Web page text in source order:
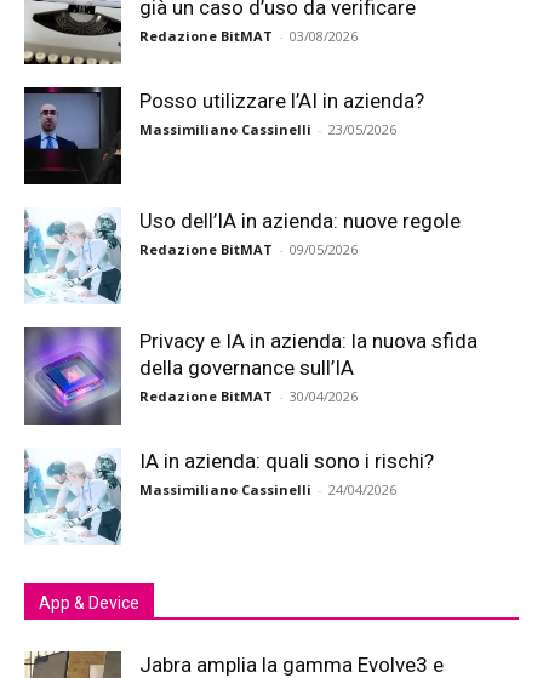
già un caso d’uso da verificare
Redazione BitMAT - 03/08/2026
Posso utilizzare l’AI in azienda?
Massimiliano Cassinelli - 23/05/2026
Uso dell’IA in azienda: nuove regole
Redazione BitMAT - 09/05/2026
Privacy e IA in azienda: la nuova sfida
della governance sull’IA
Redazione BitMAT - 30/04/2026
IA in azienda: quali sono i rischi?
Massimiliano Cassinelli - 24/04/2026
App & Device
Jabra amplia la gamma Evolve3 e